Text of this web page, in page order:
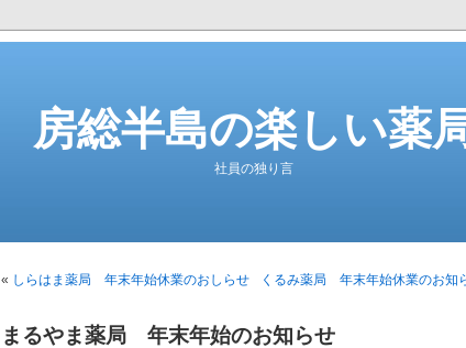
房総半島の楽しい薬
社員の独り言
« しらはま薬局 年末年始休業のおしらせ くるみ薬局 年末年始休業のお知
まるやま薬局 年末年始のお知らせ